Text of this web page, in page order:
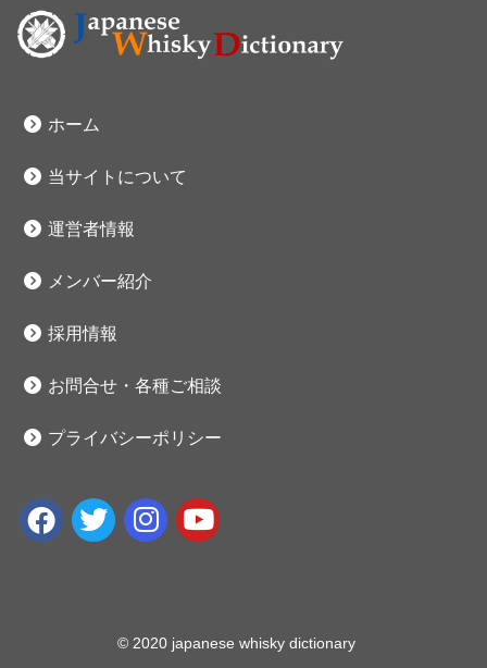
ホーム
当サイトについて
運営者情報
メンバー紹介
採用情報
お問合せ・各種ご相談
プライバシーポリシー
© 2020 japanese whisky dictionary